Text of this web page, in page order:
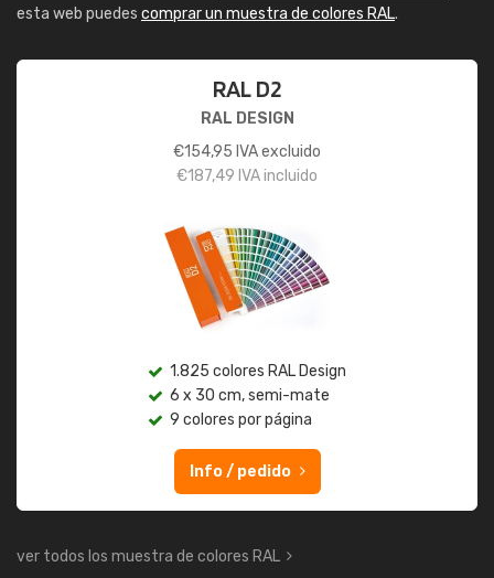
esta web puedes comprar un muestra de colores RAL.
RAL D2
RAL DESIGN
€154,95 IVA excluido
€187,49 IVA incluido
1.825 colores RAL Design
6 x 30 cm, semi-mate
9 colores por página
Info / pedido
ver todos los muestra de colores RAL